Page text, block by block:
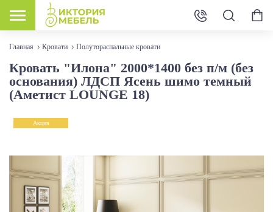
Главная Кровати Полутораспальные кровати
Кровать "Илона" 2000*1400 без п/м (без
основания) ЛДСП Ясень шимо темный
(Аметист LOUNGE 18)
Акция